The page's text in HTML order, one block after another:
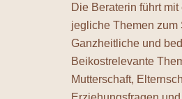
Die Beraterin führt
jegliche Themen zum
Ganzheitliche und
Beikostrelevante
Mutterschaft,